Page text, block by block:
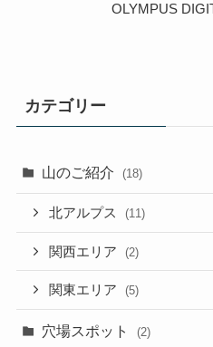
OLYMPUS
カテゴリー
山のご紹介 (18)
北アルプス (11)
関西エリア (2)
関東エリア (5)
穴場スポット (2)